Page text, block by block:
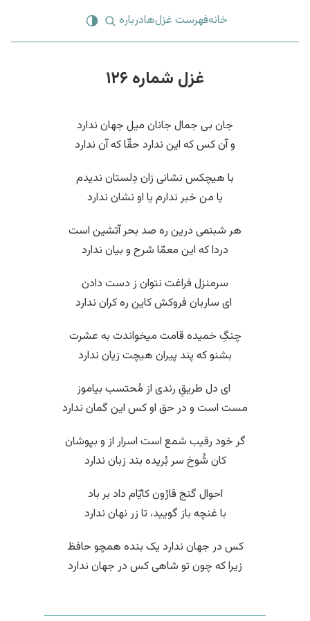
خانهفهرست غزل‌هادرباره
غزل شماره ۱۲۶
جان بی جمال جانان میل جهان ندارد
و آن کس که این ندارد حقّا که آن ندارد
با هیچکس نشانی زان دِلستان ندیدم
یا من خبر ندارم یا او نشان ندارد
هر شبنمی درین ره صد بحر آتشین است
دردا که این معمّا شرح و بیان ندارد
سرمنزل فراغت نتوان ز دست دادن
‌ ای ساربان فروکش کاین ره کران ندارد
چنگِ خمیده قامت میخواندت به عشرت
بشنو که پند پیران هیچت زیان ندارد
‌ ای دل طریقِ رندی از مُحتسب بیاموز
مست است و در حق او کس این گمان ندارد
گر خود رقیب شمع است اسرار از و بپوشان
کان شُوخ سر بُریده بند زبان ندارد
احوال گنج قارُون کایّام داد بر باد
با غنچه باز گویید، تا زر نهان ندارد
کس در جهان ندارد یک بنده همچو حافظ
زیرا که چون تو شاهی کس در جهان ندارد